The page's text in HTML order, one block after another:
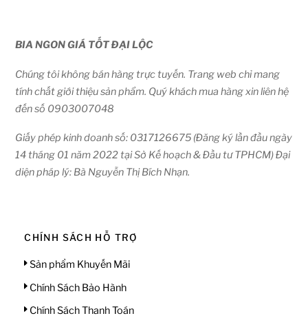
BIA NGON GIÁ TỐT ĐẠI LỘC
Chúng tôi không bán hàng trực tuyến. Trang web chỉ mang
tính chất giới thiệu sản phẩm. Quý khách mua hàng xin liên hệ
đến số 0903007048
Giấy phép kinh doanh số: 0317126675 (Đăng ký lần đầu ngày
14 tháng 01 năm 2022 tại Sở Kế hoạch & Đầu tư TPHCM) Đại
diện pháp lý: Bà Nguyễn Thị Bích Nhạn.
CHÍNH SÁCH HỖ TRỢ
Sản phẩm Khuyến Mãi
Chính Sách Bảo Hành
Chính Sách Thanh Toán